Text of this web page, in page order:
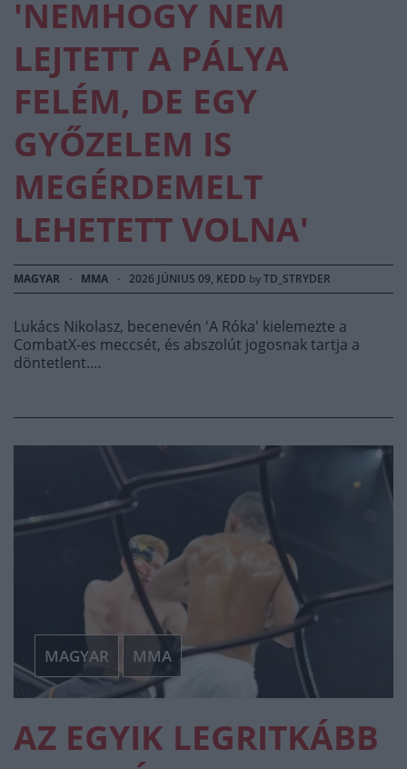
'NEMHOGY NEM
LEJTETT A PÁLYA
FELÉM, DE EGY
GYŐZELEM IS
MEGÉRDEMELT
LEHETETT VOLNA'
MAGYAR · MMA · 2026 JÚNIUS 09, KEDD byTD_STRYDER
Lukács Nikolasz, becenevén 'A Róka' kielemezte a
CombatX-es meccsét, és abszolút jogosnak tartja a
döntetlent.…
MAGYAR MMA
AZ EGYIK LEGRITKÁBB